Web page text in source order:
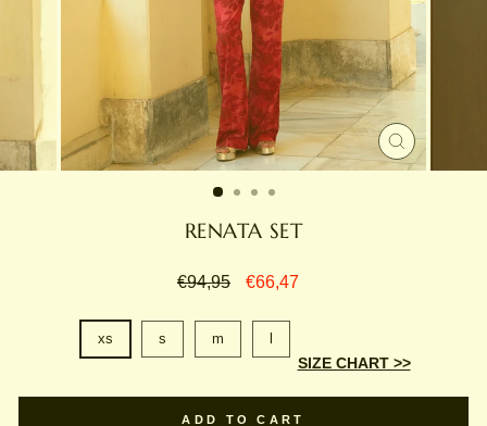
CLOSE
(ESC)
RENATA SET
Regular
€94,95
Sale
€66,47
xs s m
SIZE CHART >>
ADD TO CART